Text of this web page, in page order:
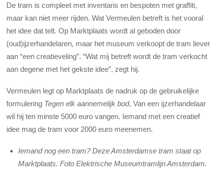
De tram is compleet met inventaris en bespoten met graffiti,
maar kan niet meer rijden. Wat Vermeulen betreft is het vooral
het idee dat telt. Op Marktplaats wordt al geboden door
(oud)ijzerhandelaren, maar het museum verkoopt de tram liever
aan “een creatieveling”. “Wat mij betreft wordt de tram verkocht
aan degene met het gekste idee”, zegt hij.
Vermeulen legt op Marktplaats de nadruk op de gebruikelijke
formulering Tegen elk aannemelijk bod, Van een ijzerhandelaar
wil hij ten minste 5000 euro vangen. Iemand met een creatief
idee mag de tram voor 2000 euro meenemen.
Iemand nog een tram? Deze Amsterdamse tram staat op
Marktplaats. Foto Elektrische Museumtramlijn Amsterdam.